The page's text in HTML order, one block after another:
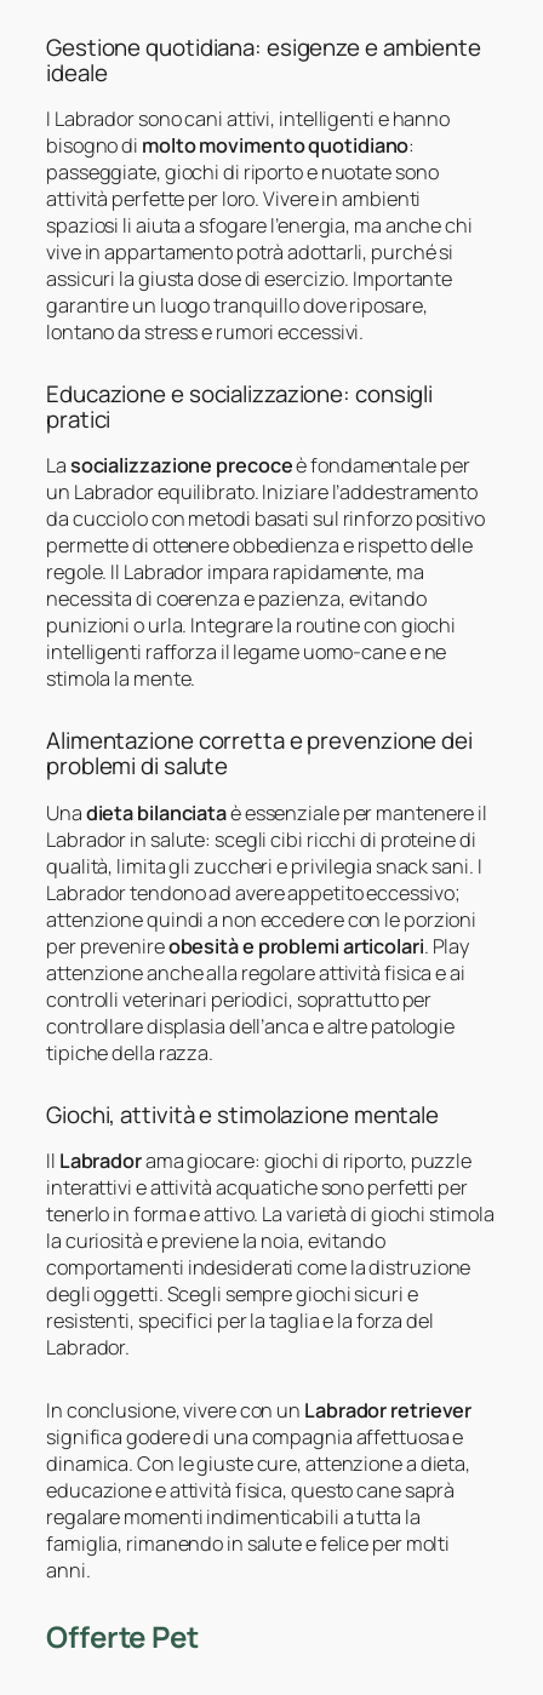
Gestione quotidiana: esigenze e ambiente
ideale
I Labrador sono cani attivi, intelligenti e hanno
bisogno di molto movimento quotidiano:
passeggiate, giochi di riporto e nuotate sono
attività perfette per loro. Vivere in ambienti
spaziosi li aiuta a sfogare l’energia, ma anche chi
vive in appartamento potrà adottarli, purché si
assicuri la giusta dose di esercizio. Importante
garantire un luogo tranquillo dove riposare,
lontano da stress e rumori eccessivi.
Educazione e socializzazione: consigli
pratici
Lasocializzazione precoceè fondamentale per
un Labrador equilibrato. Iniziare l’addestramento
da cucciolo con metodi basati sul rinforzo positivo
permette di ottenere obbedienza e rispetto delle
regole. Il Labrador impara rapidamente, ma
necessita di coerenza e pazienza, evitando
punizioni o urla. Integrare la routine con giochi
intelligenti rafforza il legame uomo-cane e ne
stimola la mente.
Alimentazione corretta e prevenzione dei
problemi di salute
Unadieta bilanciataè essenziale per mantenere il
Labrador in salute: scegli cibi ricchi di proteine di
qualità, limita gli zuccheri e privilegia snack sani. I
Labrador tendono ad avere appetito eccessivo;
attenzione quindi a non eccedere con le porzioni
per prevenireobesità e problemi articolari. Play
attenzione anche alla regolare attività fisica e ai
controlli veterinari periodici, soprattutto per
controllare displasia dell’anca e altre patologie
tipiche della razza.
Giochi, attività e stimolazione mentale
Il Labradorama giocare: giochi di riporto, puzzle
interattivi e attività acquatiche sono perfetti per
tenerlo in forma e attivo. La varietà di giochi stimola
la curiosità e previene la noia, evitando
comportamenti indesiderati come la distruzione
degli oggetti. Scegli sempre giochi sicuri e
resistenti, specifici per la taglia e la forza del
Labrador.
In conclusione, vivere con un Labrador retriever
significa godere di una compagnia affettuosa e
dinamica. Con le giuste cure, attenzione a dieta,
educazione e attività fisica, questo cane saprà
regalare momenti indimenticabili a tutta la
famiglia, rimanendo in salute e felice per molti
anni.
Offerte Pet